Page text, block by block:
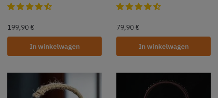
199,90 €
In winkelwagen
79,90 €
In winkelwagen